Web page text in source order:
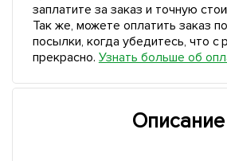
заплатите за заказ и точную
Так же, можете оплатить заказ
посылки, когда убедитесь, что с
прекрасно. Узнать больше об
Описание